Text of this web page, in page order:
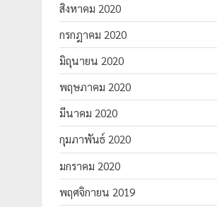
สิงหาคม 2020
กรกฎาคม 2020
มิถุนายน 2020
พฤษภาคม 2020
มีนาคม 2020
กุมภาพันธ์ 2020
มกราคม 2020
พฤศจิกายน 2019